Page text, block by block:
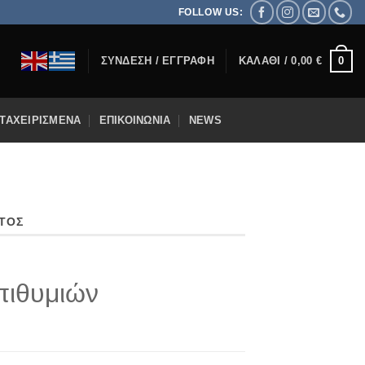
FOLLOW US:
ΣΎΝΔΕΣΗ / ΕΓΓΡΑΦΉ ΚΑΛΆΘΙ /0,00 € 0
ΕΠΙΚΟΙΝΩΝΊΑ NEWS